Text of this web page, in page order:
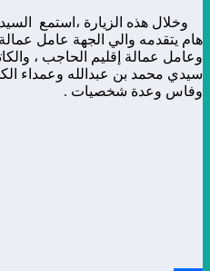
وخلال هذه الزيارة ،استمع
هام يتقدمه والي الجهة عامل
وعامل عمالة إقليم الحاجب ،
سيدي محمد بن عبدالله وعمداء
وفاس وعدة شخصيات .